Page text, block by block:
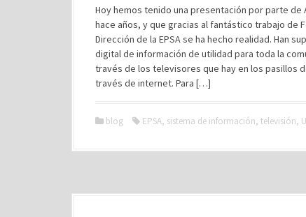
Hoy hemos tenido una presentación por parte de
hace años, y que gracias al fantástico trabajo de
Dirección de la EPSA se ha hecho realidad. Han
digital de información de utilidad para toda la
través de los televisores que hay en los pasillos
través de internet. Para […]
blog EPSA, sistema de información, televisión,